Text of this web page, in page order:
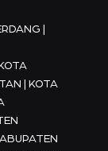
|
| KOTA